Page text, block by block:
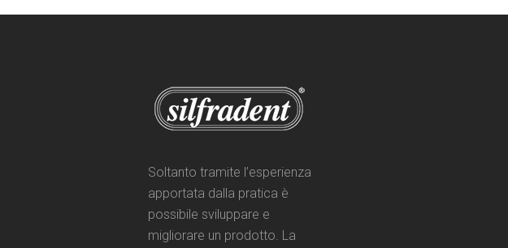
Soltanto tramite l’esperienza
apportata dalla pratica è
possibile sviluppare e
migliorare un prodotto. La